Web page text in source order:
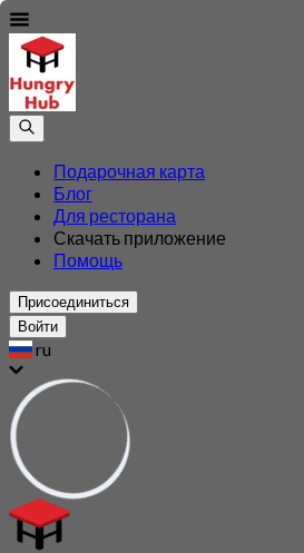
Подарочная карта
Блог
Для ресторана
Скачать приложение
Помощь
Присоединиться
Войти
ru